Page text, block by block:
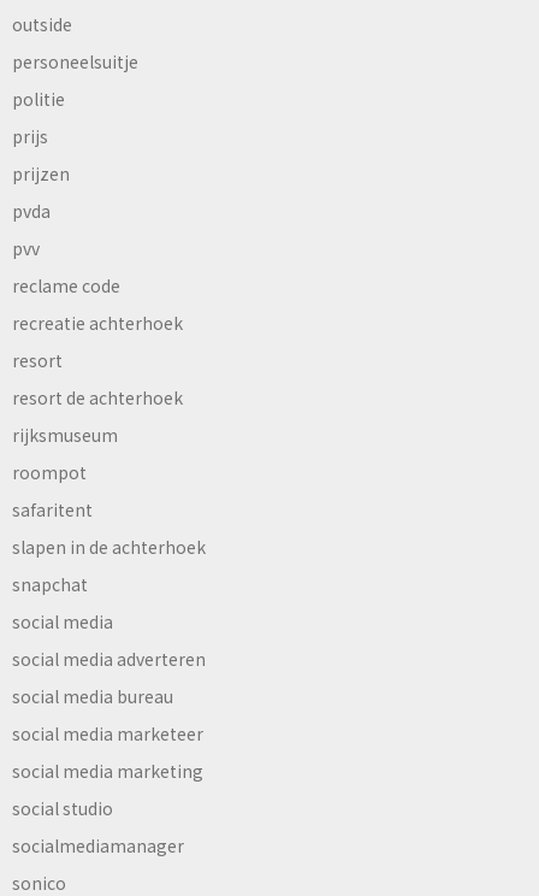
outside
personeelsuitje
politie
prijs
prijzen
pvda
pvv
reclame code
recreatie achterhoek
resort
resort de achterhoek
rijksmuseum
roompot
safaritent
slapen in de achterhoek
snapchat
social media
social media adverteren
social media bureau
social media marketeer
social media marketing
social studio
socialmediamanager
sonico